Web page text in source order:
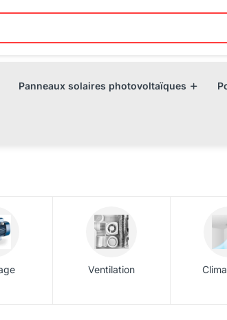
Panneaux solaires photovoltaïques
Ventilation